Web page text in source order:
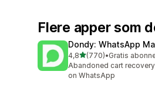
Flere apper som
Dondy: WhatsApp
4,8av 5 stjerner
(770)
Totalt 770 omtaler
•Gratis
Abandoned cart
on WhatsApp